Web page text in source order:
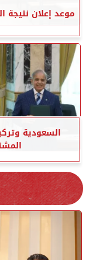
موعد إعلان نتيجة
السعودية